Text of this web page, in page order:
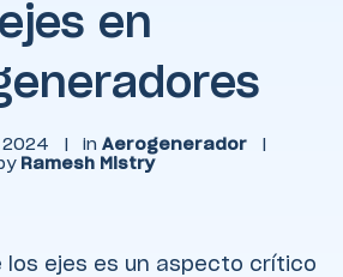
ejes en
| in Aerogenerador
|
Ramesh Mistry
los ejes es un aspecto crítico